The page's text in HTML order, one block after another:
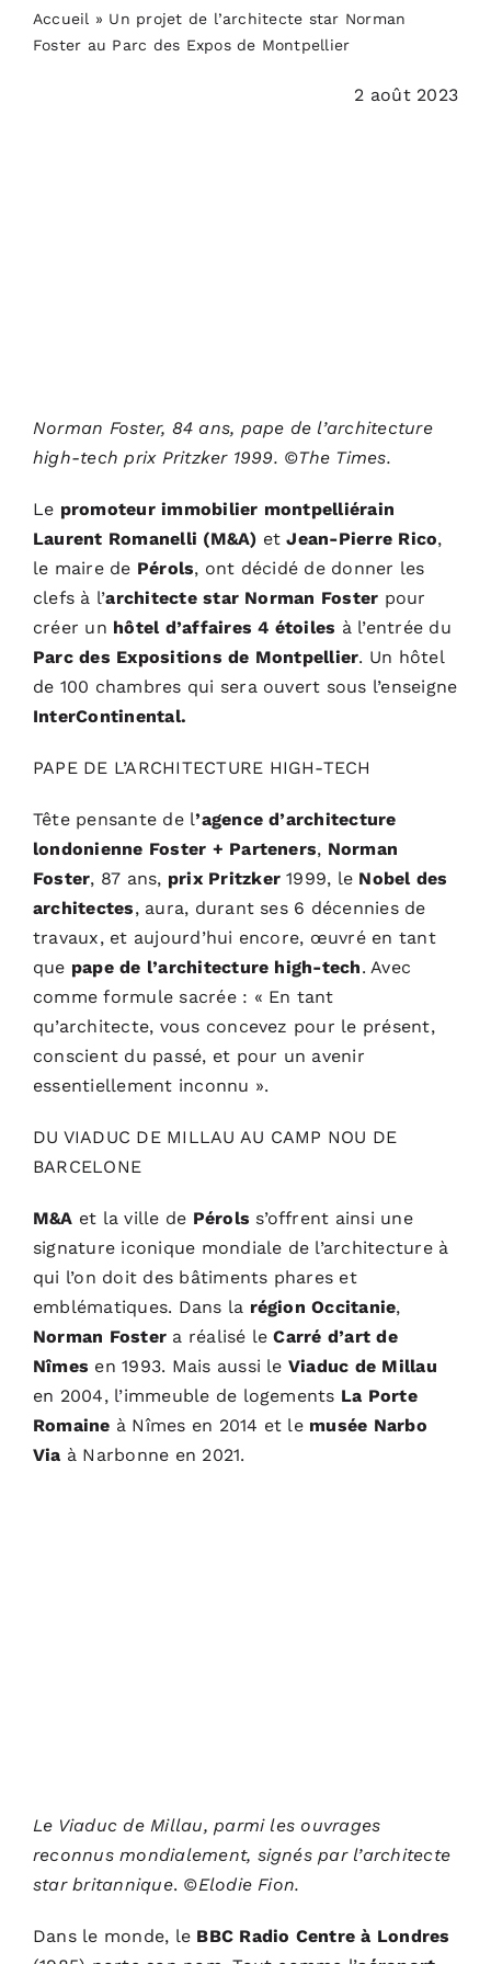
Accueil » Un projet de l’architecte star Norman
Foster au Parc des Expos de Montpellier
2 août 2023
Norman Foster, 84 ans, pape de l’architecture
high-tech prix Pritzker 1999. ©The Times.
Le promoteur immobilier montpelliérain
Laurent Romanelli (M&A) etJean-Pierre Rico,
le maire de Pérols, ont décidé de donner les
clefs à l’architecte star Norman Foster pour
créer un hôtel d’affaires 4 étoiles à l’entrée du
Parc des Expositions de Montpellier. Un hôtel
de 100 chambres qui sera ouvert sous l’enseigne
InterContinental.
PAPE DE L’ARCHITECTURE HIGH-TECH
Tête pensante de l’agence d’architecture
londonienne Foster + Parteners, Norman
Foster, 87 ans, prix Pritzker1999, le Nobel des
architectes, aura, durant ses 6 décennies de
travaux, et aujourd’hui encore, œuvré en tant
que pape de l’architecture high-tech. Avec
comme formule sacrée : « En tant
qu’architecte, vous concevez pour le présent,
conscient du passé, et pour un avenir
essentiellement inconnu ».
DU VIADUC DE MILLAU AU CAMP NOU DE
BARCELONE
M&A et la ville de Pérols s’offrent ainsi une
signature iconique mondiale de l’architecture à
qui l’on doit des bâtiments phares et
emblématiques. Dans la région Occitanie,
Norman Foster a réalisé leCarré d’art de
Nîmes en 1993. Mais aussi le Viaduc de Millau
en 2004, l’immeuble de logements La Porte
Romaine à Nîmes en 2014 et le musée Narbo
Via à Narbonne en 2021.
Le Viaduc de Millau, parmi les ouvrages
reconnus mondialement, signés par l’architecte
star britannique. ©Elodie Fion.
Dans le monde, le BBC Radio Centre à Londres
PODCASTS